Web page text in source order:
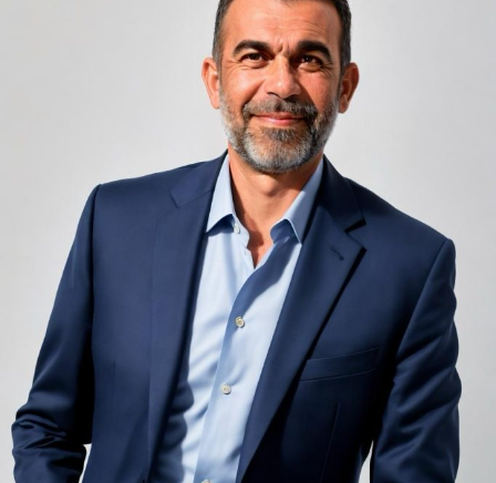
unele de altele, separate de pereți care nu pot fi făcuți
infinit de groși din motive practice și economice.
Zgomotul pașilor din camera de sus sau din coridorul
adiacent rămâne una dintre cele mai frecvente
nemulțumiri semnalate de oaspeți în recenziile online,
chiar și la unități altfel apreciate pentru servicii și
locație. De multe ori, oaspeții nu identifică pardoseala
drept sursa reală a problemei, ci descriu simplu senzația
de spațiu zgomotos sau agitat.
Pardoseala joacă un rol important în absorbția acestor
sunete, mai ales în zonele de trecere frecventă dintre
cameră și baie sau dintre pat și fereastră. Un material cu
proprietăți fonoabsorbante bune reduce transmiterea
zgomotului către camerele vecine și către etajele
inferioare, un aspect esențial mai ales în clădirile mai
vechi, cu structuri care nu au fost proiectate inițial
pentru izolare fonică performantă.